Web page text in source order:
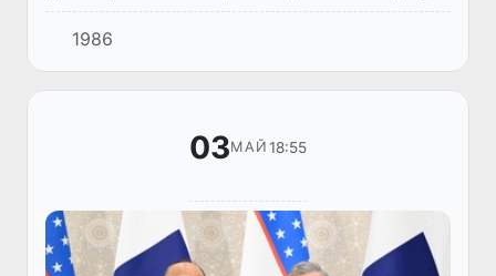
доирасида Олий Мажлис Сенати Раиси
Танзила Норбоева Сербия Республикаси
Президенти Александр Вучич билан у...
1986
03МАЙ 18:55